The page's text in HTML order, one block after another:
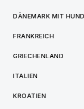
DÄNEMARK MIT HUND
FRANKREICH
GRIECHENLAND
ITALIEN
KROATIEN